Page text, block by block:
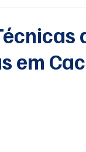
Turismo
em